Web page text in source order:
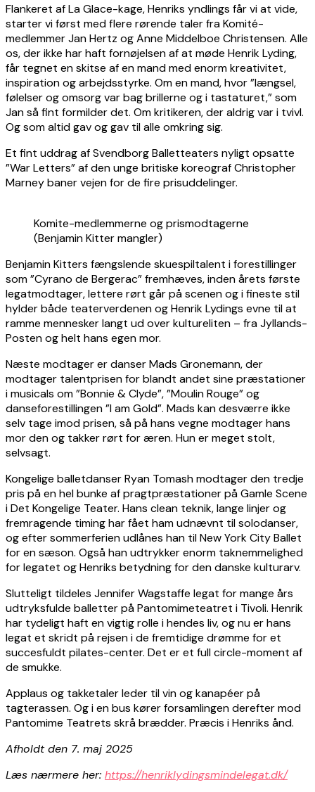
Flankeret af La Glace-kage, Henriks yndlings får vi at vide,
starter vi først med flere rørende taler fra Komité-
medlemmer Jan Hertz og Anne Middelboe Christensen. Alle
os, der ikke har haft fornøjelsen af at møde Henrik Lyding,
får tegnet en skitse af en mand med enorm kreativitet,
inspiration og arbejdsstyrke. Om en mand, hvor ”længsel,
følelser og omsorg var bag brillerne og i tastaturet,” som
Jan så fint formilder det. Om kritikeren, der aldrig var i tvivl.
Og som altid gav og gav til alle omkring sig.
Et fint uddrag af Svendborg Balletteaters nyligt opsatte
”War Letters” af den unge britiske koreograf Christopher
Marney baner vejen for de fire prisuddelinger.
Komite-medlemmerne og prismodtagerne
(Benjamin Kitter mangler)
Benjamin Kitters fængslende skuespiltalent i forestillinger
som ”Cyrano de Bergerac” fremhæves, inden årets første
legatmodtager, lettere rørt går på scenen og i fineste stil
hylder både teaterverdenen og Henrik Lydings evne til at
ramme mennesker langt ud over kultureliten – fra Jyllands-
Posten og helt hans egen mor.
Næste modtager er danser Mads Gronemann, der
modtager talentprisen for blandt andet sine præstationer
i musicals om ”Bonnie & Clyde”, ”Moulin Rouge” og
danseforestillingen ”I am Gold”. Mads kan desværre ikke
selv tage imod prisen, så på hans vegne modtager hans
mor den og takker rørt for æren. Hun er meget stolt,
selvsagt.
Kongelige balletdanser Ryan Tomash modtager den tredje
pris på en hel bunke af pragtpræstationer på Gamle Scene
i Det Kongelige Teater. Hans clean teknik, lange linjer og
fremragende timing har fået ham udnævnt til solodanser,
og efter sommerferien udlånes han til New York City Ballet
for en sæson. Også han udtrykker enorm taknemmelighed
for legatet og Henriks betydning for den danske kulturarv.
Slutteligt tildeles Jennifer Wagstaffe legat for mange års
udtryksfulde balletter på Pantomimeteatret i Tivoli. Henrik
har tydeligt haft en vigtig rolle i hendes liv, og nu er hans
legat et skridt på rejsen i de fremtidige drømme for et
succesfuldt pilates-center. Det er et full circle-moment af
de smukke.
Applaus og takketaler leder til vin og kanapéer på
tagterassen. Og i en bus kører forsamlingen derefter mod
Pantomime Teatrets skrå brædder. Præcis i Henriks ånd.
Afholdt den 7. maj 2025
Læs nærmere her: https://henriklydingsmindelegat.dk/